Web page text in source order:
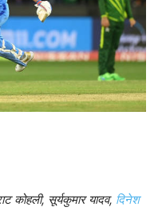
कोहली, सूर्यकुमार यादव, दिनेश